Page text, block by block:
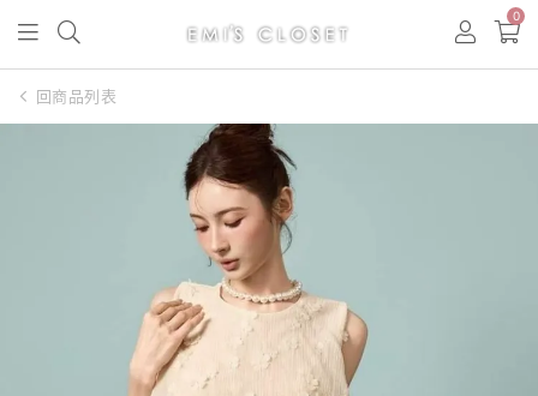
0
回商品列表